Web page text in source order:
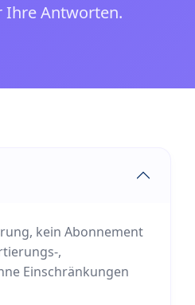
Ihre Antworten.
kein Abonnement
,
Einschränkungen